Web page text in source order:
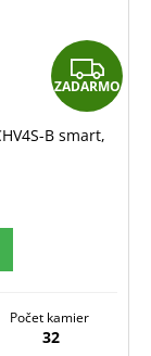
Z
A
D
ZADARMO
B smart,
Počet kamier
32